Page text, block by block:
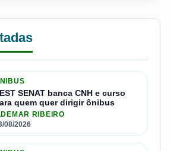
SENAT banca CNH e curso
quem quer dirigir ônibus
RIBEIRO
08/2026